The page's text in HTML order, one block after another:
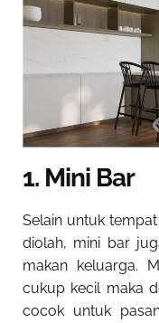
1. Mini Bar
Selain untuk
diolah, mini bar
makan keluarga.
cukup kecil maka
cocok untuk